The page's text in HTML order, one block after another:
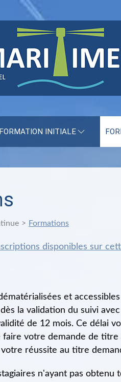
FORMATION INITIALE
Formations
disponibles sur
et
dès la validation du suivi
de 12 mois. Ce délai
faire votre demande de
réussite au titre
n'ayant pas